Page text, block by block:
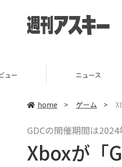
home > ゲーム >
GDCの開催期間は
Xboxが「